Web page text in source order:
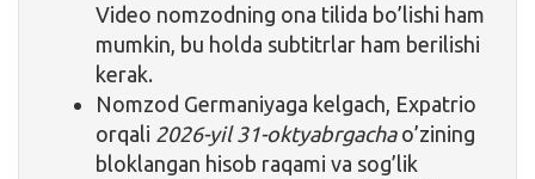
Video nomzodning ona tilida bo’lishi ham
mumkin, bu holda subtitrlar ham berilishi
kerak.
Nomzod Germaniyaga kelgach, Expatrio
orqali 2026-yil 31-oktyabrgachao’zining
bloklangan hisob raqami va sog’lik